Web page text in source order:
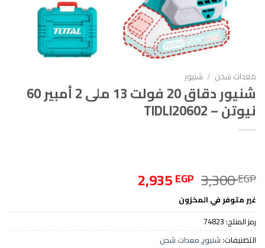
معدات شحن / شنيور
شنيور دقاق 20 فولت 13 ملى 2 أمبير 60
نيوتن – TIDLI20602
3,300EGP السعر
الأصلي
هو:
2,935EGP
هو:
غير متوفر في المخزون
رمز المنتج:74823
التصنيفات:شنيور,معدات شحن